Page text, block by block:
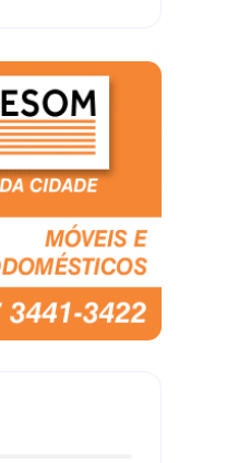
(508)
(152)
(72)
(7680)
(31958)